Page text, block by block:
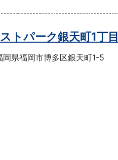
トパーク銀天町1丁目
岡県福岡市博多区銀天町1-5